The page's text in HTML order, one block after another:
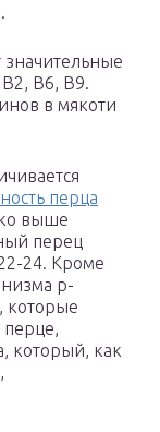
B6, B9.
в мякоти
перца
выше
перец
24. Кроме
p-
которые
перце,
который, как